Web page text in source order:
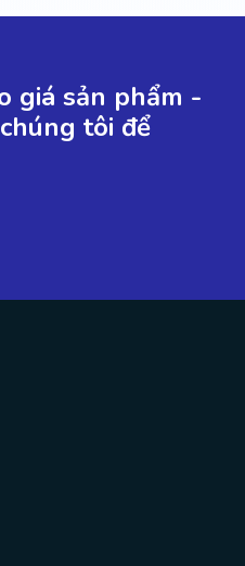
giá sản phẩm -
tôi để